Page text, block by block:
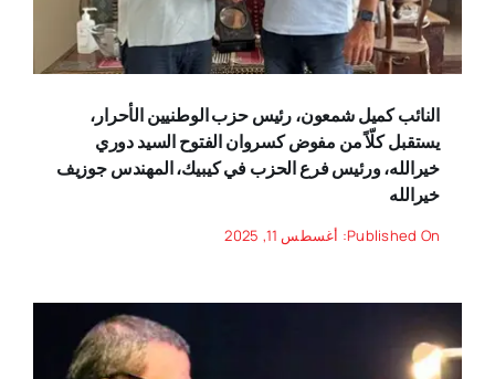
النائب كميل شمعون، رئيس حزب الوطنيين الأحرار،
يستقبل كلّاً من مفوض كسروان الفتوح السيد دوري
خيرالله، ورئيس فرع الحزب في كيبيك، المهندس جوزيف
خيرالله
Published On: أغسطس 11, 2025